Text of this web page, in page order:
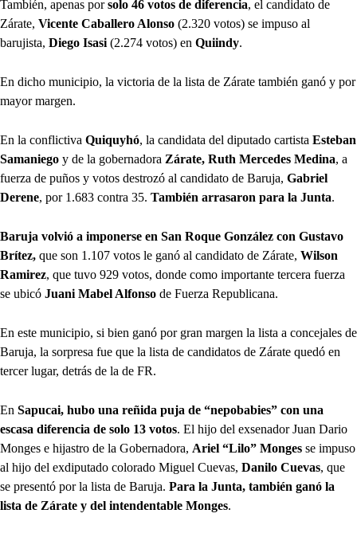
También, apenas porsolo 46 votos de diferencia, el candidato de
Zárate, Vicente Caballero Alonso (2.320 votos) se impuso al
barujista, Diego Isasi (2.274 votos) en Quiindy.
En dicho municipio, la victoria de la lista de Zárate también ganó y por
mayor margen.
En la conflictiva Quiquyhó, la candidata del diputado cartista Esteban
Samaniego y de la gobernadora Zárate, Ruth Mercedes Medina, a
fuerza de puños y votos destrozó al candidato de Baruja, Gabriel
Derene, por 1.683 contra 35. También arrasaron para la Junta.
Baruja volvió a imponerse en San Roque González con Gustavo
Brítez, que son 1.107 votos le ganó al candidato de Zárate, Wilson
Ramirez, que tuvo 929 votos, donde como importante tercera fuerza
se ubicó Juani Mabel Alfonso de Fuerza Republicana.
En este municipio, si bien ganó por gran margen la lista a concejales de
Baruja, la sorpresa fue que la lista de candidatos de Zárate quedó en
tercer lugar, detrás de la de FR.
En Sapucai, hubo una reñida puja de “nepobabies” con una
escasa diferencia de solo 13 votos. El hijo del exsenador Juan Dario
Monges e hijastro de la Gobernadora, Ariel “Lilo” Monges se impuso
al hijo del exdiputado colorado Miguel Cuevas, Danilo Cuevas, que
se presentó por la lista de Baruja. Para la Junta, también ganó la
lista de Zárate y del intendentable Monges.